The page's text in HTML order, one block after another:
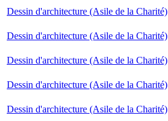
Dessin d'architecture (Asile de la Charité)
Dessin d'architecture (Asile de la Charité)
Dessin d'architecture (Asile de la Charité)
Dessin d'architecture (Asile de la Charité)
Dessin d'architecture (Asile de la Charité)